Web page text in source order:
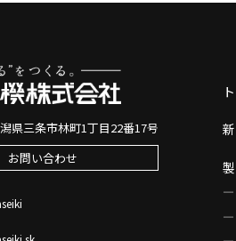
県三条市林町1丁目22番17号
お問い合わせ